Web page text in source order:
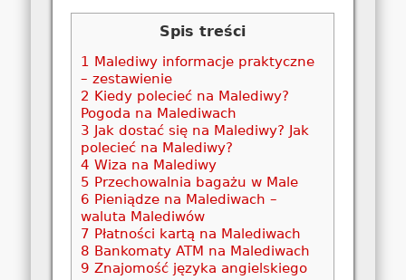
Spis treści
1 Malediwy informacje praktyczne
– zestawienie
2 Kiedy polecieć na Malediwy?
Pogoda na Malediwach
3 Jak dostać się na Malediwy? Jak
polecieć na Malediwy?
4 Wiza na Malediwy
5 Przechowalnia bagażu w Male
6 Pieniądze na Malediwach –
waluta Malediwów
7 Płatności kartą na Malediwach
8 Bankomaty ATM na Malediwach
9 Znajomość języka angielskiego